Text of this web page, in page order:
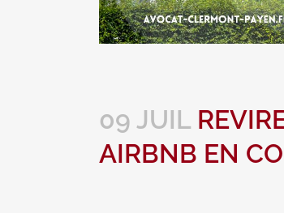
09 JUIL
AIRBNB EN